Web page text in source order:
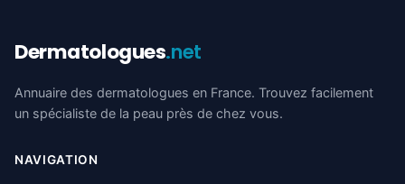
Dermatologues.net
Annuaire des dermatologues en France. Trouvez facilement
un spécialiste de la peau près de chez vous.
NAVIGATION